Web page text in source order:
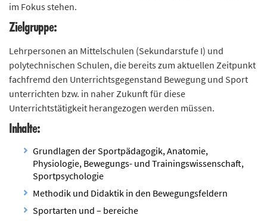
im Fokus stehen.
Zielgruppe:
Lehrpersonen an Mittelschulen (Sekundarstufe I) und
polytechnischen Schulen, die bereits zum aktuellen Zeitpunkt
fachfremd den Unterrichtsgegenstand Bewegung und Sport
unterrichten bzw. in naher Zukunft für diese
Unterrichtstätigkeit herangezogen werden müssen.
Inhalte:
Grundlagen der Sportpädagogik, Anatomie,
Physiologie, Bewegungs- und Trainingswissenschaft,
Sportpsychologie
Methodik und Didaktik in den Bewegungsfeldern
Sportarten und – bereiche